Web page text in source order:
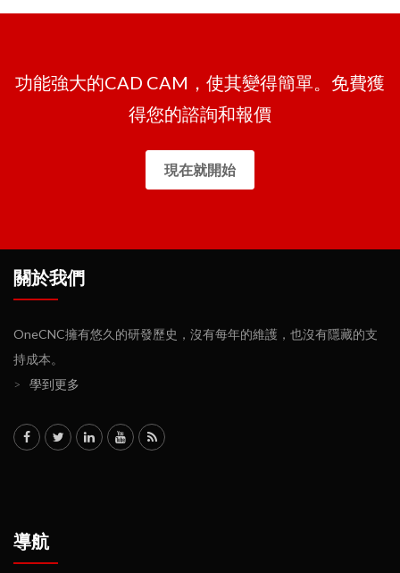
功能強大的CAD CAM，使其變得簡單。免費獲
得您的諮詢和報價
現在就開始
關於我們
OneCNC擁有悠久的研發歷史，沒有每年的維護，也沒有隱藏的支
持成本。
>
學到更多
導航